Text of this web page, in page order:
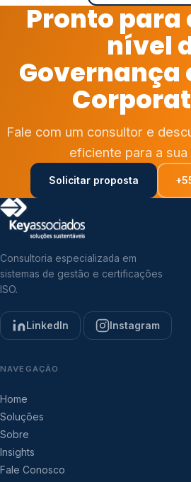
Pronto para
nível
Governança
Fale com um consultor e
eficiente para a
Solicitar proposta
Consultoria especializada em
sistemas de gestão e certificações
ISO.
LinkedIn Instagram
NAVEGAÇÃO
Home
Soluções
Sobre
Insights
Fale Conosco